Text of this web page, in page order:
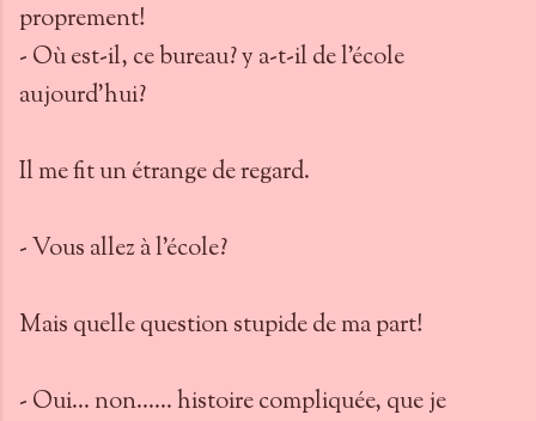
proprement!
- Où est-il, ce bureau? y a-t-il de l'école
aujourd'hui?
Il me fit un étrange de regard.
- Vous allez à l'école?
Mais quelle question stupide de ma part!
- Oui... non...... histoire compliquée, que je